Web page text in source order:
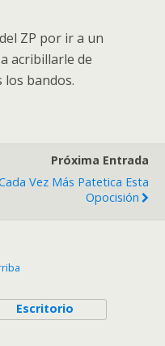
ZP por ir a un
acribillarle de
bandos.
Próxima Entrada
Vez Más Patetica Esta
Opocisión
Escritorio